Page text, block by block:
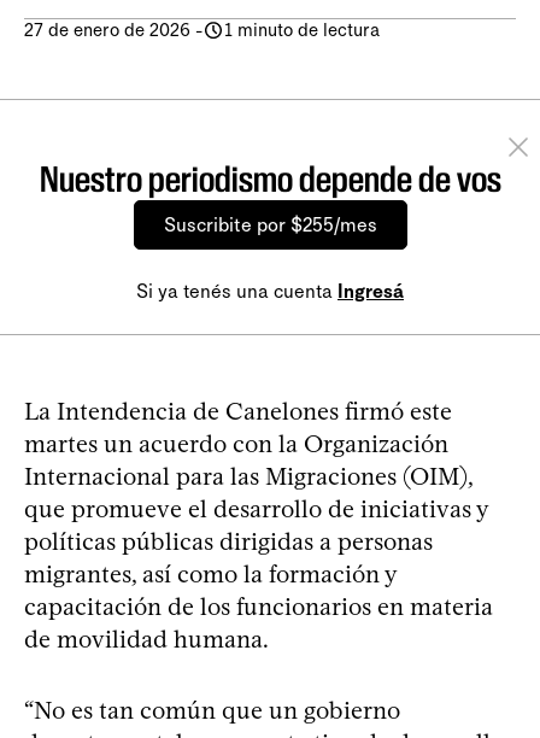
27 de enero de 2026 - 1 minuto de lectura
Nuestro periodismo depende de vos
Suscribite por $255/mes
Si ya tenés una cuenta Ingresá
La Intendencia de Canelones firmó este
martes un acuerdo con la Organización
Internacional para las Migraciones (OIM),
que promueve el desarrollo de iniciativas y
políticas públicas dirigidas a personas
migrantes, así como la formación y
capacitación de los funcionarios en materia
de movilidad humana.
“No es tan común que un gobierno